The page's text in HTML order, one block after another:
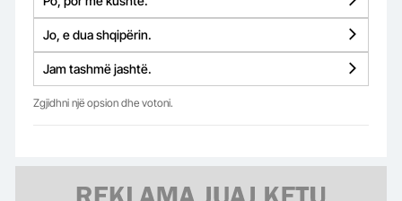
Jo, e dua shqipërin.
Jam tashmë jashtë.
Zgjidhni një opsion dhe votoni.